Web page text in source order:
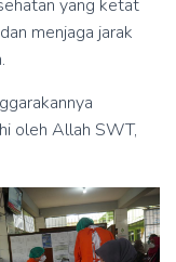
yang ketat
menjaga jarak
oleh Allah SWT,